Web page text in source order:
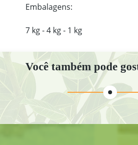
Embalagens:
7 kg - 4 kg - 1 kg
Você também pode